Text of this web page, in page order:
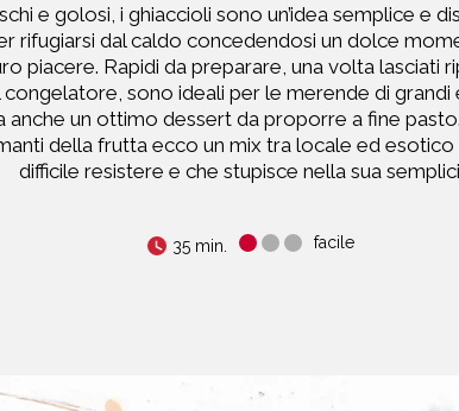
e golosi, i ghiaccioli sono un’idea semplice e
rifugiarsi dal caldo concedendosi un dolce
piacere. Rapidi da preparare, una volta lasciati
congelatore, sono ideali per le merende di grandi
anche un ottimo dessert da proporre a fine
della frutta ecco un mix tra locale ed esotico
difficile resistere e che stupisce nella sua
35 min. facile